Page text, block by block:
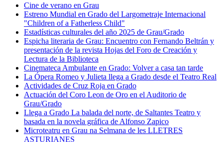
Cine de verano en Grau
Estreno Mundial en Grado del Largometraje Internacional
"Children of a Fatherless Child"
Estadísticas culturales del año 2025 de Grau/Grado
Espicha literaria de Grau: Encuentro con Fernando Beltrán y
presentación de la revista Hojas del Foro de Creación y
Lectura de la Biblioteca
Cinemateca Ambulante en Grado: Volver a casa tan tarde
La Ópera Romeo y Julieta llega a Grado desde el Teatro Real
Actividades de Cruz Roja en Grado
Actuación del Coro Leon de Oro en el Auditorio de
Grau/Grado
Llega a Grado La balada del norte, de Saltantes Teatro y
basada en la novela gráfica de Alfonso Zapico
Microteatru en Grau na Selmana de les LLETRES
ASTURIANES